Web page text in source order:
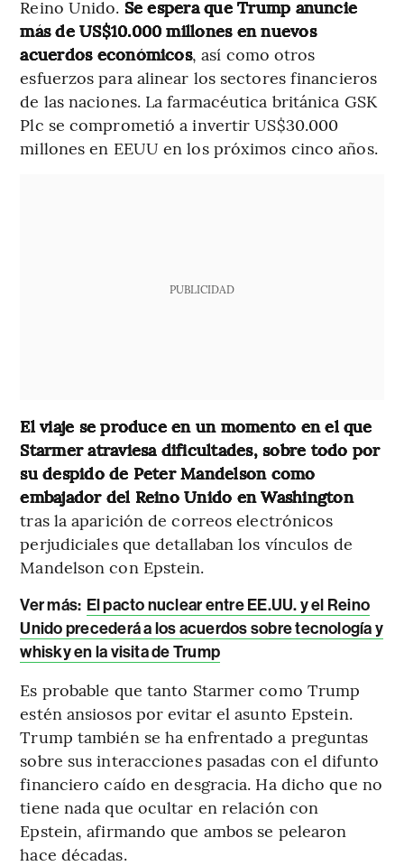
Reino Unido. Se espera que Trump anuncie
más de US$10.000 millones en nuevos
acuerdos económicos, así como otros
esfuerzos para alinear los sectores financieros
de las naciones. La farmacéutica británica GSK
Plc se comprometió a invertir US$30.000
millones en EEUU en los próximos cinco años.
PUBLICIDAD
El viaje se produce en un momento en el que
Starmer atraviesa dificultades, sobre todo por
su despido de Peter Mandelson como
embajador del Reino Unido en Washington
tras la aparición de correos electrónicos
perjudiciales que detallaban los vínculos de
Mandelson con Epstein.
Ver más: El pacto nuclear entre EE.UU. y el Reino
Unido precederá a los acuerdos sobre tecnología y
whisky en la visita de Trump
Es probable que tanto Starmer como Trump
estén ansiosos por evitar el asunto Epstein.
Trump también se ha enfrentado a preguntas
sobre sus interacciones pasadas con el difunto
financiero caído en desgracia. Ha dicho que no
tiene nada que ocultar en relación con
Epstein, afirmando que ambos se pelearon
hace décadas.